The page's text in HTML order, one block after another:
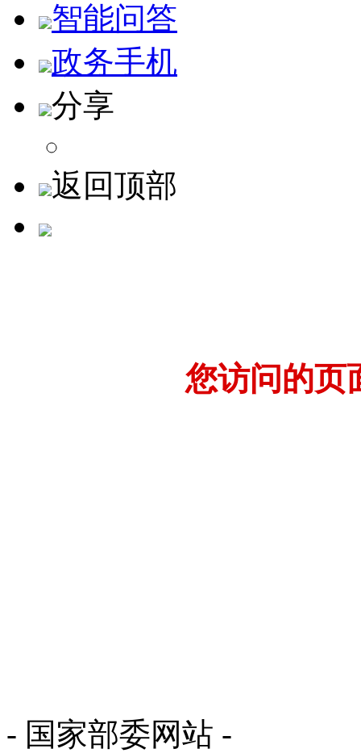
智能问答
政务手机
分享
返回顶部
您访问的页
- 国家部委网站 -